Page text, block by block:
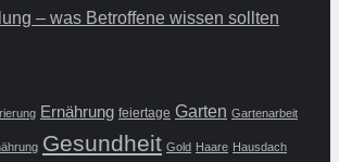
– was Betroffene wissen sollten
Ernährung feiertage Garten Gartenarbeit
Gesundheit Gold Haare Hausdach